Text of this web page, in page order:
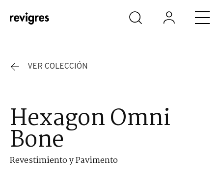
Saltar al contenido principal
VER COLECCIÓN
Hexagon Omni
Bone
Revestimiento y Pavimento